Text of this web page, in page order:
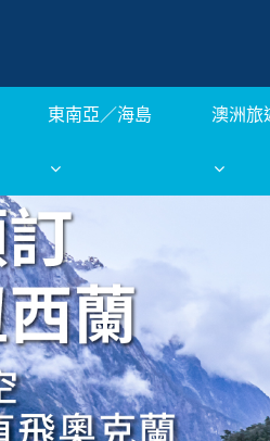
東南亞／海島 澳洲旅